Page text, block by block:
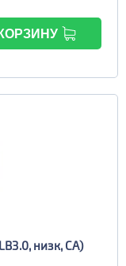
низк, CA)